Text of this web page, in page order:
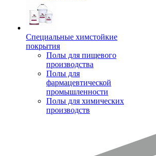
Специальные химстойкие
покрытия
Полы для пищевого
производства
Полы для
фармацевтической
промышленности
Полы для химических
производств